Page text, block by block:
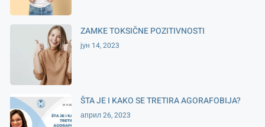
ZAMKE TOKSIČNE POZITIVNOSTI
јун 14, 2023
ŠTA JE I KAKO SE TRETIRA AGORAFOBIJA?
април 26, 2023